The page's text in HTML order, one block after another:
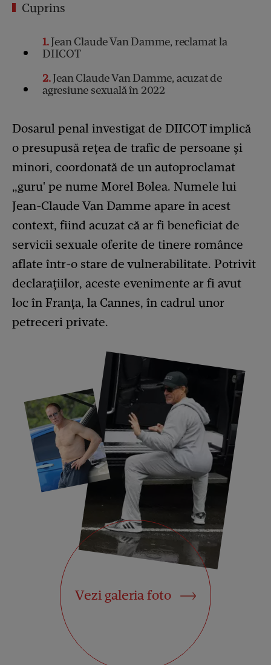
Cuprins
1Jean Claude Van Damme, reclamat la
DIICOT
2Jean Claude Van Damme, acuzat de
agresiune sexuală în 2022
Dosarul penal investigat de DIICOT implică
o presupusă rețea de trafic de persoane și
minori, coordonată de un autoproclamat
„guru' pe nume Morel Bolea. Numele lui
Jean-Claude Van Damme apare în acest
context, fiind acuzat că ar fi beneficiat de
servicii sexuale oferite de tinere românce
aflate într-o stare de vulnerabilitate. Potrivit
declarațiilor, aceste evenimente ar fi avut
loc în Franța, la Cannes, în cadrul unor
petreceri private.
Vezi galeria foto